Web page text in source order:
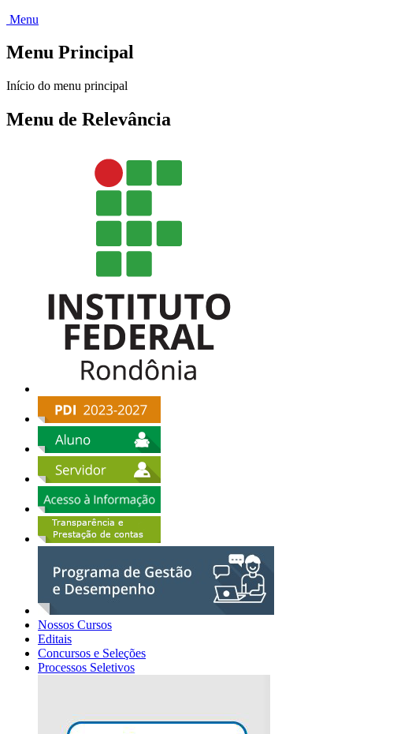
Menu
Menu Principal
Início do menu principal
Menu de Relevância
Nossos Cursos
Editais
Concursos e Seleções
Processos Seletivos